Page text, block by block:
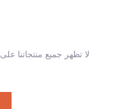
لا تظهر جميع منتجاتنا